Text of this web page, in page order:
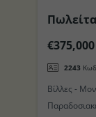
€375,000
2243
Βίλλες -